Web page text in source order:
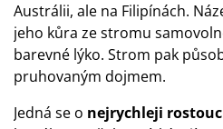
Austrálii, ale na Filipínách.
jeho kůra ze stromu
barevné lýko. Strom pak
pruhovaným dojmem.
Jedná se o nejrychleji